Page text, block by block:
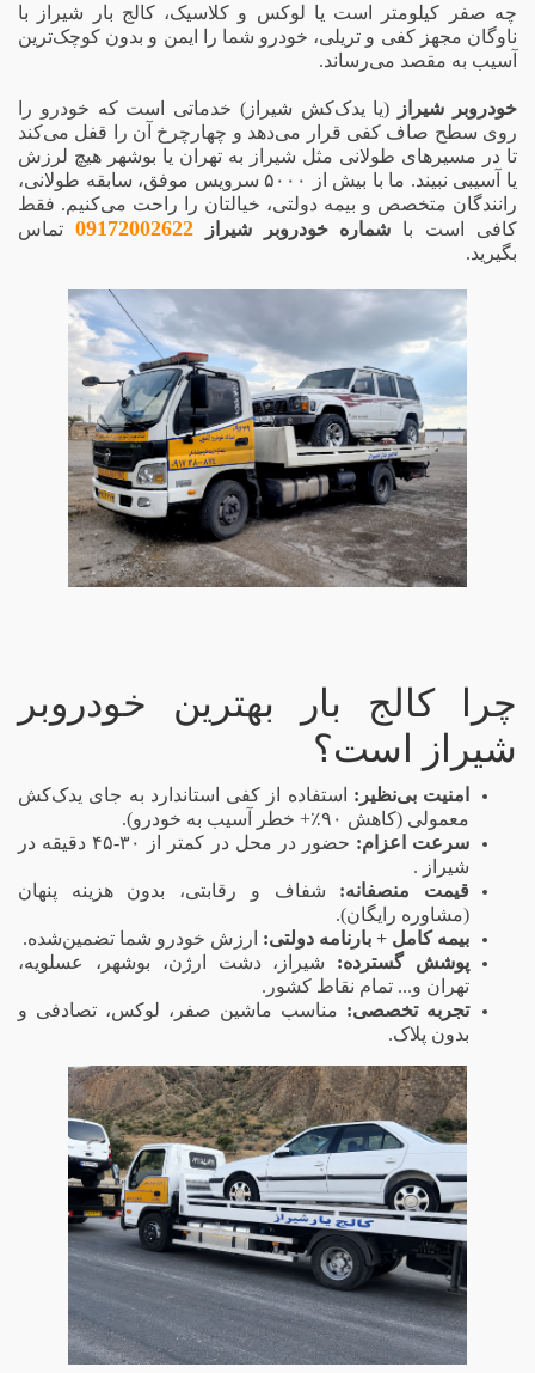
چه صفر کیلومتر است یا لوکس و کلاسیک، کالج بار شیراز با
ناوگان مجهز کفی و تریلی، خودرو شما را ایمن و بدون کوچک‌ترین
آسیب به مقصد می‌رساند.
خودروبر شیراز
(یا یدک‌کش شیراز) خدماتی است که خودرو را
روی سطح صاف کفی قرار می‌دهد و چهارچرخ آن را قفل می‌کند
تا در مسیرهای طولانی مثل شیراز به تهران یا بوشهر هیچ لرزش
یا آسیبی نبیند. ما با بیش از ۵۰۰۰ سرویس موفق، سابقه طولانی،
رانندگان متخصص و بیمه دولتی، خیالتان را راحت می‌کنیم. فقط
کافی است با شماره خودروبر شیراز09172002622 تماس
بگیرید.
چرا کالج بار بهترین خودروبر
شیراز است؟
امنیت بی‌نظیر: استفاده از کفی استاندارد به جای یدک‌کش
معمولی (کاهش ۹۰٪+ خطر آسیب به خودرو).
سرعت اعزام:
حضور در محل در کمتر از ۳۰-۴۵ دقیقه در
شیراز .
قیمت منصفانه: شفاف و رقابتی، بدون هزینه پنهان
(مشاوره رایگان).
بیمه کامل + بارنامه دولتی: ارزش خودرو شما تضمین‌شده.
پوشش گسترده: شیراز، دشت ارژن، بوشهر، عسلویه،
تهران و... تمام نقاط کشور.
تجربه تخصصی: مناسب ماشین صفر، لوکس، تصادفی و
بدون پلاک.